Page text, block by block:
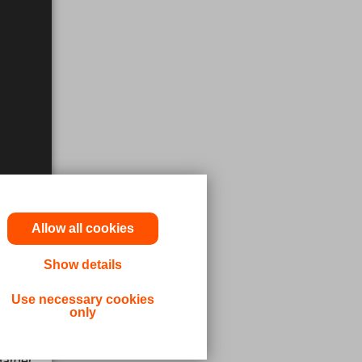
Allow all cookies
Show details
Use necessary cookies
only
läkare